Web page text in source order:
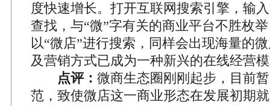
度快速增长。打开互联网搜索引擎，输
查找，与“微”字有关的商业平台不胜枚
以“微店”进行搜索，同样会出现海量的
及营销方式已成为一种新兴的在线经营
点评： 微商生态圈刚刚起步，目前
范，致使微店这一商业形态在发展初期